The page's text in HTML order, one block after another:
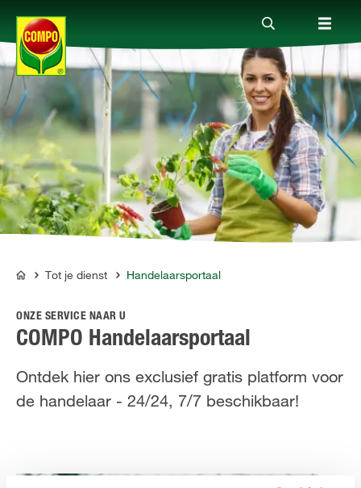
Producten
Advies
Thema's
Tot je dienst
Onderneming
NL FR
COMPO
Tot je dienst Handelaarsportaal
ONZE SERVICE NAAR U
COMPO Handelaarsportaal
Ontdek hier ons exclusief gratis platform voor
de handelaar - 24/24, 7/7 beschikbaar!